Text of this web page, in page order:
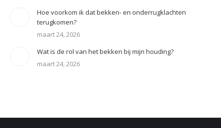
Hoe voorkom ik dat bekken- en onderrugklachten
terugkomen?
maart 24, 2026
Wat is de rol van het bekken bij mijn houding?
maart 24, 2026